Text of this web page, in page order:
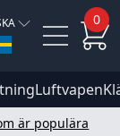
0
Luftvapen
är populära